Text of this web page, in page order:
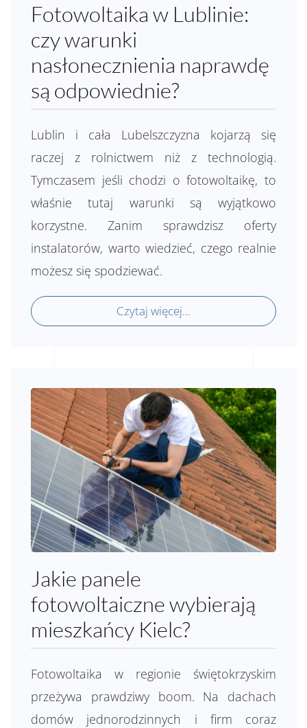
Fotowoltaika w Lublinie:
czy warunki
nasłonecznienia naprawdę
są odpowiednie?
Lublin i cała Lubelszczyzna kojarzą się
raczej z rolnictwem niż z technologią.
Tymczasem jeśli chodzi o fotowoltaikę, to
właśnie tutaj warunki są wyjątkowo
korzystne. Zanim sprawdzisz oferty
instalatorów, warto wiedzieć, czego realnie
możesz się spodziewać.
Czytaj więcej...
Jakie panele
fotowoltaiczne wybierają
mieszkańcy Kielc?
Fotowoltaika w regionie świętokrzyskim
przeżywa prawdziwy boom. Na dachach
domów jednorodzinnych i firm coraz